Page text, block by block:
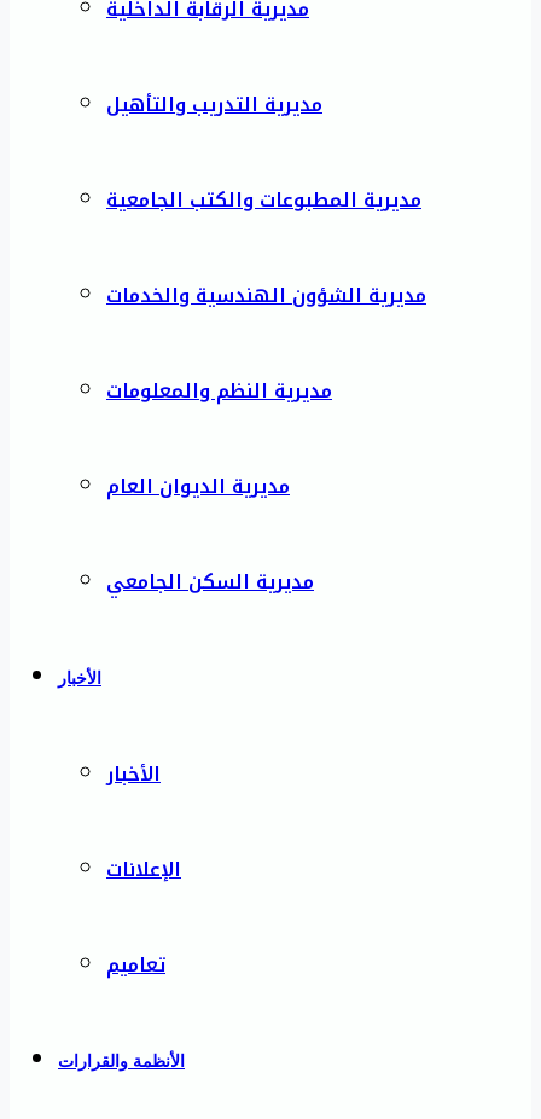
مديرية الرقابة الداخلية
مديرية التدريب والتأهيل
مديرية المطبوعات والكتب الجامعية
مديرية الشؤون الهندسية والخدمات
مديرية النظم والمعلومات
مديرية الديوان العام
مديرية السكن الجامعي
الأخبار
الأخبار
الإعلانات
تعاميم
الأنظمة والقرارات